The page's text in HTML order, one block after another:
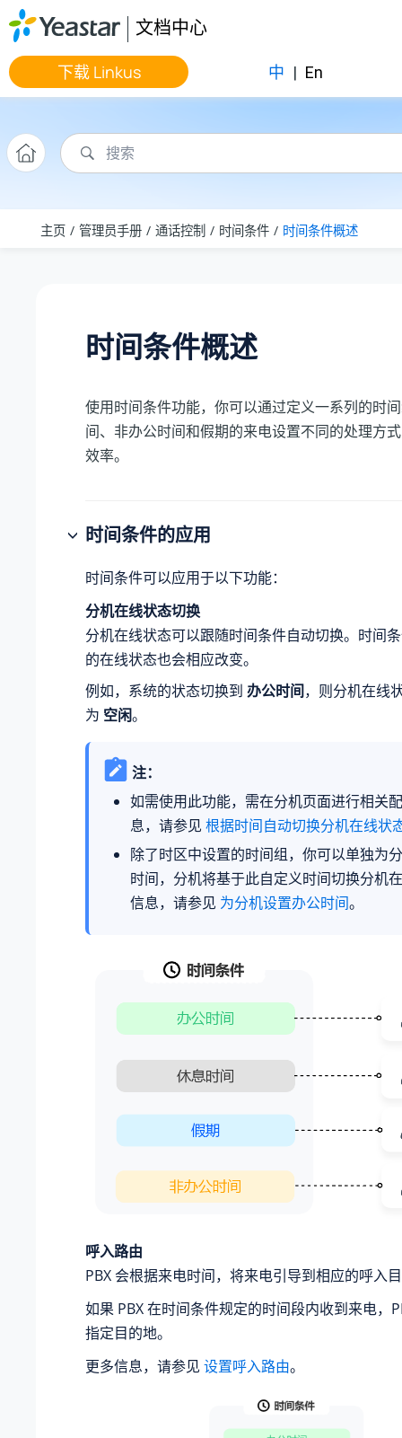
跳转到主要内容
文档中心
下载 Linkus 中 | En
主页 管理员手册 通话控制 时间条件 时间条件概述
时间条件概述
使用时间条件功能，你可以通过定义一系列的时
间、非办公时间和假期的来电设置不同的处理方
效率。
时间条件的应用
时间条件可以应用于以下功能：
分机在线状态切换
分机在线状态可以跟随时间条件自动切换。时间
的在线状态也会相应改变。
例如，系统的状态切换到 办公时间，则分机在线
为 空闲。
注：
如需使用此功能，需在分机页面进行相关
息，请参见 根据时间自动切换分机在线状
除了时区中设置的时间组，你可以单独为
时间，分机将基于此自定义时间切换分机
信息，请参见 为分机设置办公时间。
呼入路由
PBX 会根据来电时间，将来电引导到相应的呼入
如果 PBX 在时间条件规定的时间段内收到来电，
指定目的地。
更多信息，请参见 设置呼入路由。